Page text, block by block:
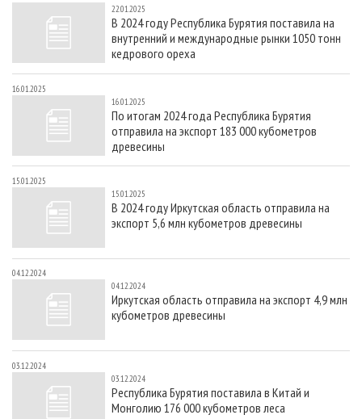
22.01.2025
В 2024 году Республика Бурятия поставила на
внутренний и международные рынки 1050 тонн
кедрового ореха
16.01.2025
16.01.2025
По итогам 2024 года Республика Бурятия
отправила на экспорт 183 000 кубометров
древесины
15.01.2025
15.01.2025
В 2024 году Иркутская область отправила на
экспорт 5,6 млн кубометров древесины
04.12.2024
04.12.2024
Иркутская область отправила на экспорт 4,9 млн
кубометров древесины
03.12.2024
03.12.2024
Республика Бурятия поставила в Китай и
Монголию 176 000 кубометров леса